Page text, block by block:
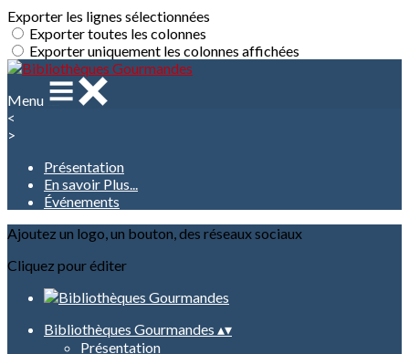
Exporter les lignes sélectionnées
Exporter toutes les colonnes
Exporter uniquement les colonnes affichées
Menu
<
>
Présentation
En savoir Plus...
Événements
Ajoutez un logo, un bouton, des réseaux sociaux
Cliquez pour éditer
Bibliothèques Gourmandes ▴▾
Présentation